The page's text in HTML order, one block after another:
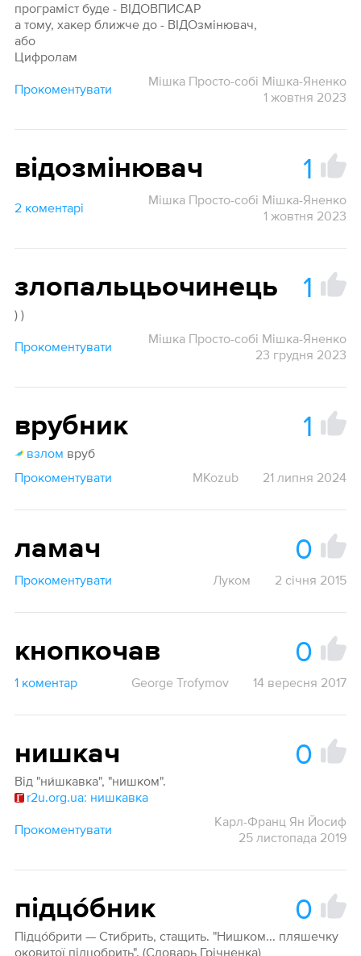
програміст буде - ВІДОВПИСАР
а тому, хакер ближче до - ВІДОзмінювач,
або
Цифролам
Прокоментувати
Мішка Просто-собі Мішка-Яненко
1 жовтня 2023
відозмінювач 1
2 коментарі
Мішка Просто-собі Мішка-Яненко
1 жовтня 2023
злопальцьочинець 1
) )
Прокоментувати
Мішка Просто-собі Мішка-Яненко
23 грудня 2023
врубник 1
взлом вруб
Прокоментувати
MKozub 21 липня 2024
ламач 0
Прокоментувати Луком 2 січня 2015
кнопкочав 0
1 коментар George Trofymov 14 вересня 2017
нишкач 0
Від "ни́шкавка", "нишком".
r2u.org.ua: нишкавка
Прокоментувати
Карл-Франц Ян Йосиф
25 листопада 2019
підцо́бник 0
Підцо́брити — Стибрить, стащить. "Нишком... пляшечку
оковитої підцобрить". (Словарь Грічненка)